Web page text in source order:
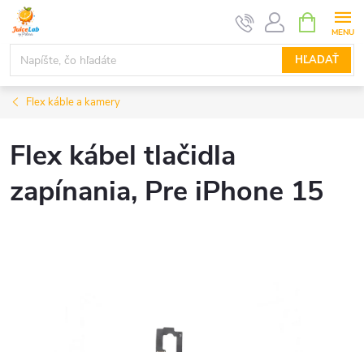
Prejsť
obsah
HĽADAŤ
KOŠÍK
Flex káble a kamery
Flex kábel tlačidla
zapínania, Pre iPhone 15